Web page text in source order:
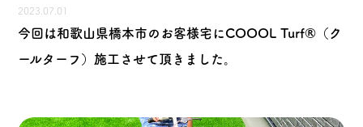
2023.07.01
今回は和歌山県橋本市のお客様宅にCOOOL Turf®（ク
ールターフ）施工させて頂きました。